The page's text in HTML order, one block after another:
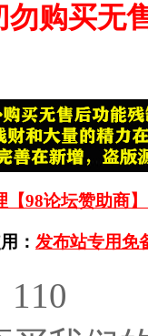
购买无
【98论坛赞助商
： 发布站专用免